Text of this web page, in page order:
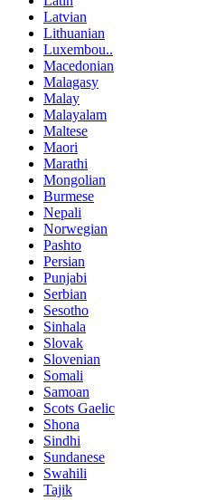
Latvian
Lithuanian
Luxembou..
Macedonian
Malagasy
Malay
Malayalam
Maltese
Maori
Marathi
Mongolian
Burmese
Nepali
Norwegian
Pashto
Persian
Punjabi
Serbian
Sesotho
Sinhala
Slovak
Slovenian
Somali
Samoan
Scots Gaelic
Shona
Sindhi
Sundanese
Swahili
Tajik